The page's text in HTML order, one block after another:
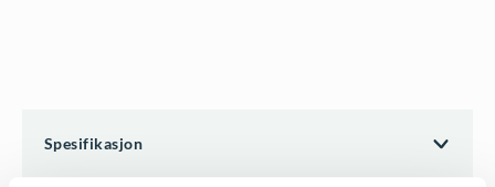
Spesifikasjon